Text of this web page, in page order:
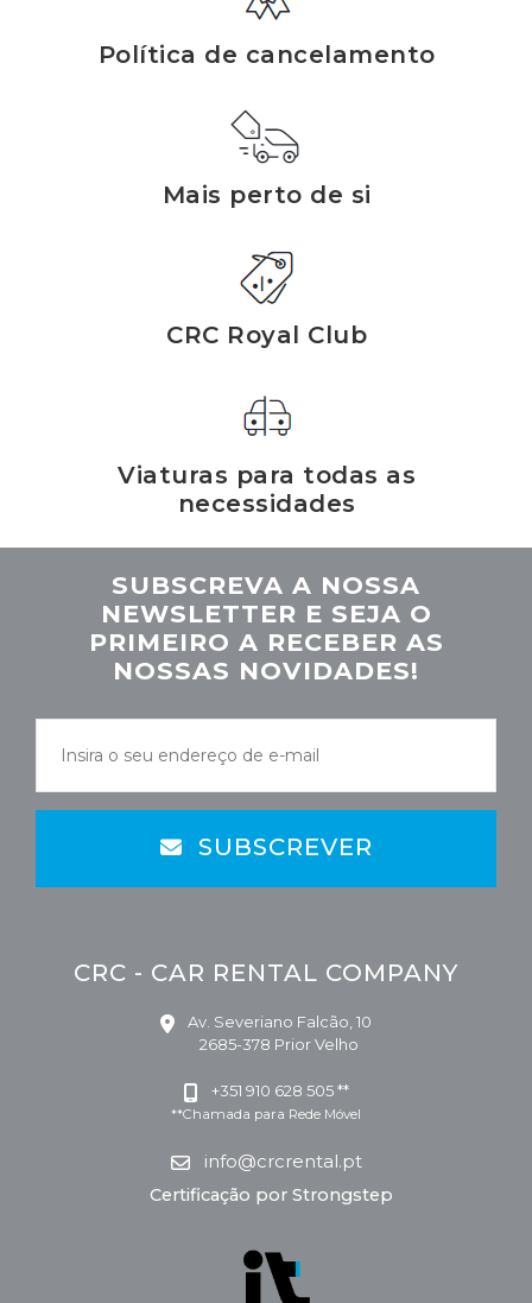
Política de cancelamento
Mais perto de si
CRC Royal Club
Viaturas para todas as
necessidades
SUBSCREVA A NOSSA
NEWSLETTER E SEJA O
PRIMEIRO A RECEBER AS
NOSSAS NOVIDADES!
SUBSCREVER
CRC - CAR RENTAL COMPANY
Av. Severiano Falcão, 10
2685-378 Prior Velho
+351 910 628 505 **
**Chamada para Rede Móvel
info@crcrental.pt
Certificação por Strongstep